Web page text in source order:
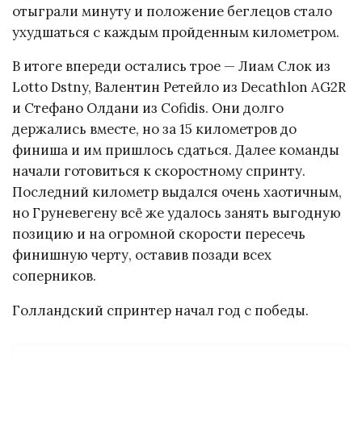
отыграли минуту и положение беглецов стало
ухудшаться с каждым пройденным километром.
В итоге впереди остались трое — Лиам Слок из
Lotto Dstny, Валентин Ретейло из Decathlon AG2R
и Стефано Олдани из Cofidis. Они долго
держались вместе, но за 15 километров до
финиша и им пришлось сдаться. Далее команды
начали готовиться к скоростному спринту.
Последний километр выдался очень хаотичным,
но Груневегену всё же удалось занять выгодную
позицию и на огромной скорости пересечь
финишную черту, оставив позади всех
соперников.
Голландский спринтер начал год с победы.